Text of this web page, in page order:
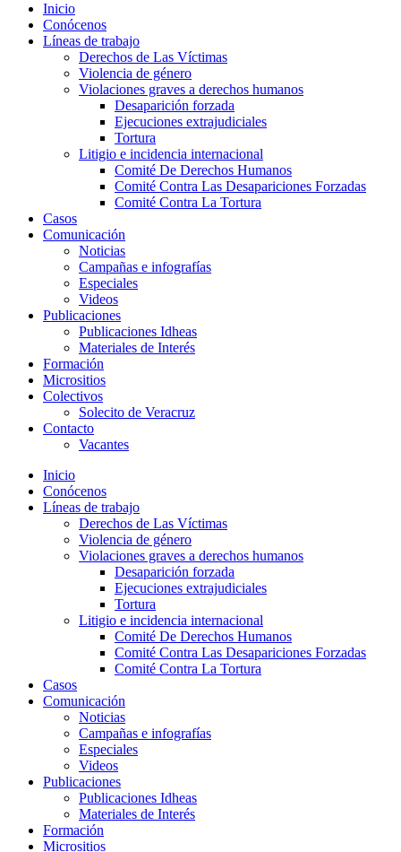
Inicio
Conócenos
Líneas de trabajo
Derechos de Las Víctimas
Violencia de género
Violaciones graves a derechos humanos
Desaparición forzada​
Ejecuciones extrajudiciales
Tortura
Litigio e incidencia internacional
Comité De Derechos Humanos​
Comité Contra Las Desapariciones Forzadas
Comité Contra La Tortura​
Casos
Comunicación
Noticias
Campañas e infografías
Especiales
Videos
Publicaciones
Publicaciones Idheas
Materiales de Interés
Formación
Micrositios
Colectivos
Solecito de Veracruz
Contacto
Vacantes
Inicio
Conócenos
Líneas de trabajo
Derechos de Las Víctimas
Violencia de género
Violaciones graves a derechos humanos
Desaparición forzada​
Ejecuciones extrajudiciales
Tortura
Litigio e incidencia internacional
Comité De Derechos Humanos​
Comité Contra Las Desapariciones Forzadas
Comité Contra La Tortura​
Casos
Comunicación
Noticias
Campañas e infografías
Especiales
Videos
Publicaciones
Publicaciones Idheas
Materiales de Interés
Formación
Micrositios